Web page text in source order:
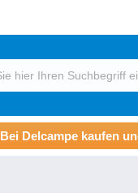
Bei Delcampe kaufen